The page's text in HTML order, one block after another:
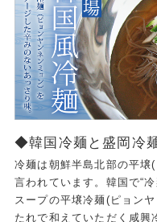
◆韓国冷麺と盛岡冷
冷麺は朝鮮半島北部の平壌
言われています。韓国で“
スープの平壌冷麺(ピョン
たれで和えていただく咸興